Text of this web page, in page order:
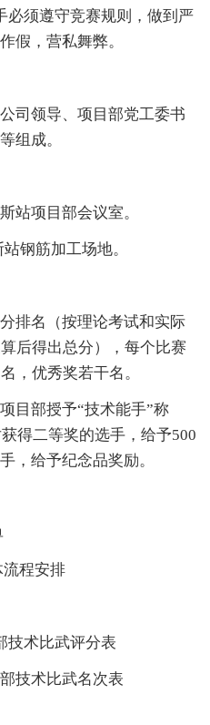
须遵守竞赛规则，做到严
假，营私舞弊。
领导、项目部党工委书
组成。
项目部会议室。
钢筋加工场地。
名（按理论考试和实际
后得出总分），每个比赛
，优秀奖若干名。
部授予“技术能手”称
得二等奖的选手，给予500
，给予纪念品奖励。
程安排
术比武评分表
技术比武名次表